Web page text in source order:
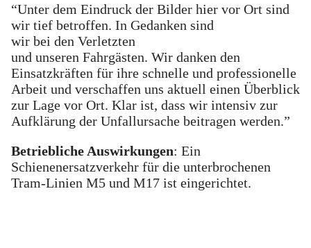
“Unter dem Eindruck der Bilder hier vor Ort sind
wir tief betroffen. In Gedanken sind
wir bei den Verletzten
und unseren Fahrgästen. Wir danken den
Einsatzkräften für ihre schnelle und professionelle
Arbeit und verschaffen uns aktuell einen Überblick
zur Lage vor Ort. Klar ist, dass wir intensiv zur
Aufklärung der Unfallursache beitragen werden.”
Betriebliche Auswirkungen: Ein
Schienenersatzverkehr für die unterbrochenen
Tram-Linien M5 und M17 ist eingerichtet.